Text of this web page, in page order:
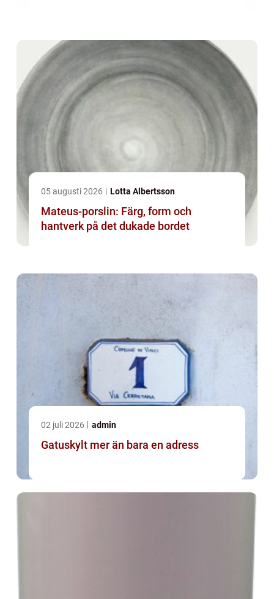
05 augusti 2026 Lotta Albertsson
Mateus-porslin: Färg, form och
hantverk på det dukade bordet
02 juli 2026 admin
Gatuskylt mer än bara en adress